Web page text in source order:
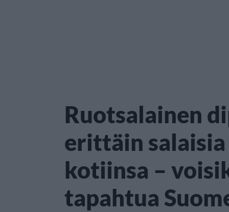
Ruotsalainen
erittäin
kotiinsa –
tapahtua